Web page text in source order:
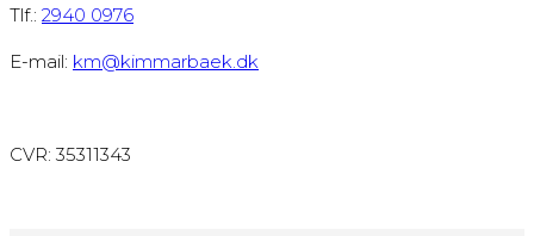
Tlf.: 2940 0976
E-mail: km@kimmarbaek.dk
CVR: 35311343